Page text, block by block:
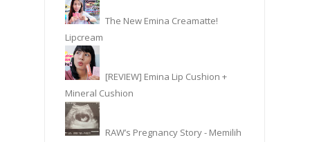
The New Emina Creamatte!
Lipcream
[REVIEW] Emina Lip Cushion +
Mineral Cushion
RAW’s Pregnancy Story - Memilih